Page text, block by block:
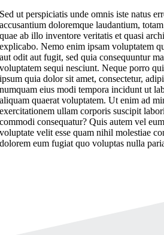
Sed ut perspiciatis unde omnis iste natus
accusantium doloremque laudantium,
quae ab illo inventore veritatis et quasi
explicabo. Nemo enim ipsam voluptatem
aut odit aut fugit, sed quia consequuntur
voluptatem sequi nesciunt. Neque porro
ipsum quia dolor sit amet, consectetur,
numquam eius modi tempora incidunt ut
aliquam quaerat voluptatem. Ut enim ad
exercitationem ullam corporis suscipit
commodi consequatur? Quis autem vel
voluptate velit esse quam nihil molestiae
dolorem eum fugiat quo voluptas nulla